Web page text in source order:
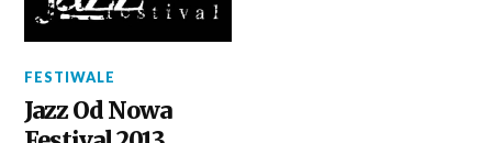
FESTIWALE
Jazz Od Nowa